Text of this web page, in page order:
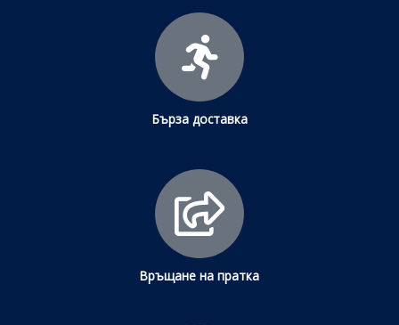
Бърза доставка
Връщане на пратка